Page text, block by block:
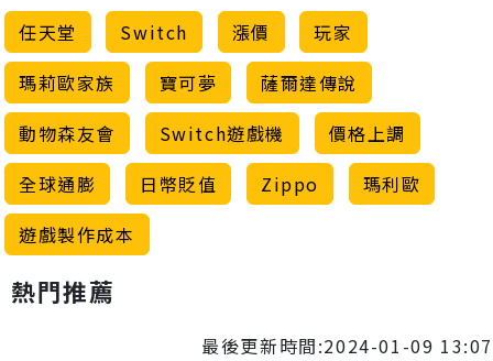
任天堂 Switch 漲價
玩家
瑪莉歐家族
寶可夢
薩爾達傳說
動物森友會
Switch遊戲機
價格上調
全球通膨
日幣貶值 Zippo
瑪利歐
遊戲製作成本
熱門推薦
最後更新時間:2024-01-09 13:07